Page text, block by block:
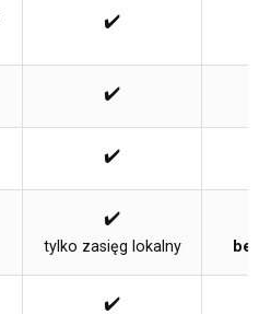
✔️
✔️
✔️
✔️
tylko zasięg lokalny
✔️